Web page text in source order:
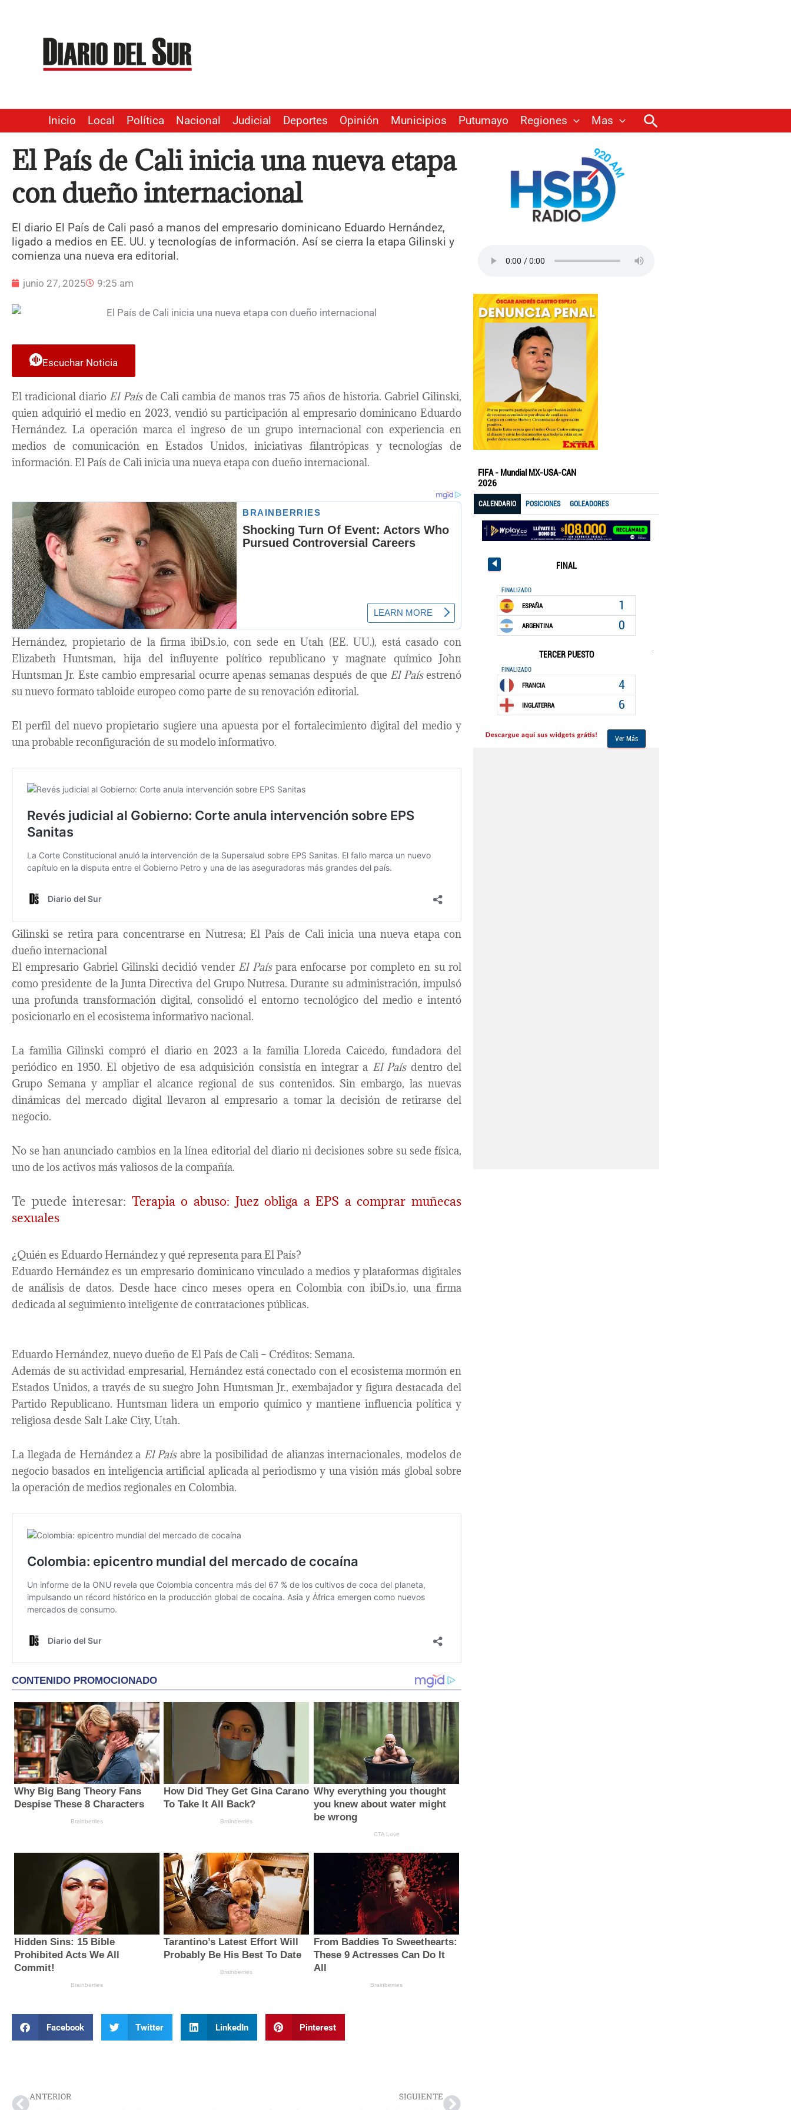
contenido
Inicio Local Política Nacional Judicial Deportes Opinión Municipios Putumayo Regiones Mas Buscar
El País de Cali inicia una nueva etapa
con dueño internacional
El diario El País de Cali pasó a manos del empresario dominicano Eduardo Hernández,
ligado a medios en EE. UU. y tecnologías de información. Así se cierra la etapa Gilinski y
comienza una nueva era editorial.
junio 27, 2025 9:25 am
Escuchar Noticia
El tradicional diario El Paísde Cali cambia de manos tras 75 años de historia. Gabriel Gilinski,
quien adquirió el medio en 2023, vendió su participación al empresario dominicano Eduardo
Hernández. La operación marca el ingreso de un grupo internacional con experiencia en
medios de comunicación en Estados Unidos, iniciativas filantrópicas y tecnologías de
información. El País de Cali inicia una nueva etapa con dueño internacional.
Hernández, propietario de la firma ibiDs.io, con sede en Utah (EE. UU.), está casado con
Elizabeth Huntsman, hija del influyente político republicano y magnate químico John
Huntsman Jr. Este cambio empresarial ocurre apenas semanas después de que El Paísestrenó
su nuevo formato tabloide europeo como parte de su renovación editorial.
El perfil del nuevo propietario sugiere una apuesta por el fortalecimiento digital del medio y
una probable reconfiguración de su modelo informativo.
Gilinski se retira para concentrarse en Nutresa; El País de Cali inicia una nueva etapa con
dueño internacional
El empresario Gabriel Gilinski decidió vender El Paíspara enfocarse por completo en su rol
como presidente de la Junta Directiva del Grupo Nutresa. Durante su administración, impulsó
una profunda transformación digital, consolidó el entorno tecnológico del medio e intentó
posicionarlo en el ecosistema informativo nacional.
La familia Gilinski compró el diario en 2023 a la familia Lloreda Caicedo, fundadora del
periódico en 1950. El objetivo de esa adquisición consistía en integrar a El Paísdentro del
Grupo Semana y ampliar el alcance regional de sus contenidos. Sin embargo, las nuevas
dinámicas del mercado digital llevaron al empresario a tomar la decisión de retirarse del
negocio.
No se han anunciado cambios en la línea editorial del diario ni decisiones sobre su sede física,
uno de los activos más valiosos de la compañía.
Te puede interesar: Terapia o abuso: Juez obliga a EPS a comprar muñecas
sexuales
¿Quién es Eduardo Hernández y qué representa para El País?
Eduardo Hernández es un empresario dominicano vinculado a medios y plataformas digitales
de análisis de datos. Desde hace cinco meses opera en Colombia con ibiDs.io, una firma
dedicada al seguimiento inteligente de contrataciones públicas.
Eduardo Hernández, nuevo dueño de El País de Cali – Créditos: Semana.
Además de su actividad empresarial, Hernández está conectado con el ecosistema mormón en
Estados Unidos, a través de su suegro John Huntsman Jr., exembajador y figura destacada del
Partido Republicano. Huntsman lidera un emporio químico y mantiene influencia política y
religiosa desde Salt Lake City, Utah.
La llegada de Hernández a El Paísabre la posibilidad de alianzas internacionales, modelos de
negocio basados en inteligencia artificial aplicada al periodismo y una visión más global sobre
la operación de medios regionales en Colombia.
Facebook Twitter LinkedIn Pinterest
ANTERIOR SIGUIENTE